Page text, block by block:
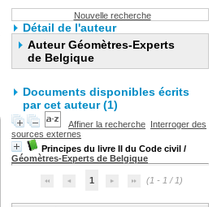
Nouvelle recherche
Détail de l'auteur
Auteur Géomètres-Experts
de Belgique
Documents disponibles écrits
par cet auteur (1)
Affiner la recherche Interroger des
sources externes
Principes du livre II du Code civil /
Géomètres-Experts de Belgique
1 (1 - 1 / 1)